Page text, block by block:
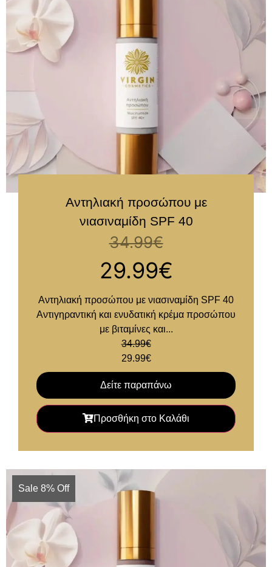
Αντηλιακή προσώπου με
νιασιναμίδη SPF 40
34.99€
29.99€
Αντηλιακή προσώπου με νιασιναμίδη SPF 40
Αντιγηραντική και ενυδατική κρέμα προσώπου
με βιταμίνες και...
34.99€
29.99€
Δείτε παραπάνω
Προσθήκη στο Καλάθι
Sale 8% Off